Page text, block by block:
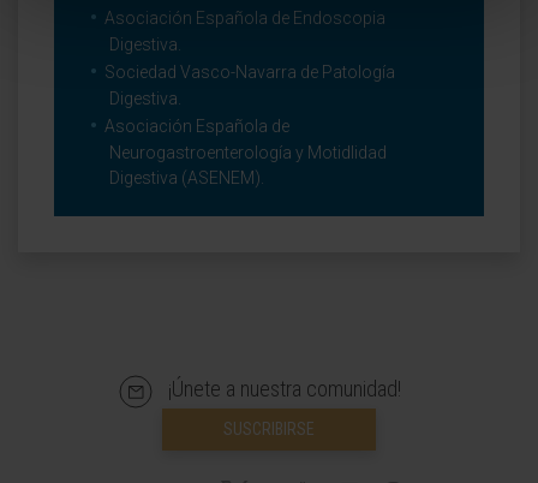
Asociación Española de Endoscopia
Digestiva.
Sociedad Vasco-Navarra de Patología
Digestiva.
Asociación Española de
Neurogastroenterología y Motidlidad
Digestiva (ASENEM).
¡Únete a nuestra comunidad!
SUSCRIBIRSE